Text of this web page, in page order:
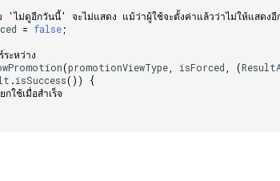
ไม่ดูอีกวันนี้' จะไม่แสดง แม้ว่าผู้ใช้จะตั้งค่าแล้วว่าไม่ให้แสดง
= false;
ร์ระหว่าง
(promotionViewType isForced (
.isSuccess())
{
กใช้เมื่อสำเร็จ